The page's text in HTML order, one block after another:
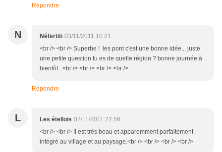
Répondre
N Néfertiti 03/11/2011 10:21
<br /> <br /> Superbe ! les pont c'est une bonne idée... juste
une petite question tu es de quelle région ? bonne journée à
bientôt...<br /> <br /> <br /> <br />
Répondre
L Les étellois 02/11/2011 22:56
<br /> <br /> Il est très beau et apparemment parfaitement
intégré au village et au paysage.<br /> <br /> <br /> <br />